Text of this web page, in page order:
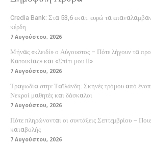
Credia Bank: Στα 53,6 εκατ. ευρώ τα
κέρδη
7 Αυγούστου, 2026
Μήνας «κλειδί» ο Αύγουστος – Πότε λήγουν τα
Κατοικίας» και «Σπίτι μου ΙΙ»
7 Αυγούστου, 2026
Τραγωδία στην Ταϊλάνδη: Σκηνές τρόμου από
Νεκροί μαθητές και δάσκαλοι
7 Αυγούστου, 2026
Πότε πληρώνονται οι συντάξεις Σεπτεμβρίου –
καταβολής
7 Αυγούστου, 2026